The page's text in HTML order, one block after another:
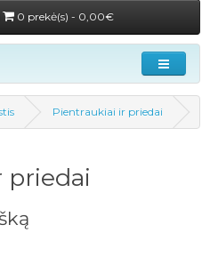
0 prekė(s) - 0,00€
Pientraukiai ir priedai
priedai